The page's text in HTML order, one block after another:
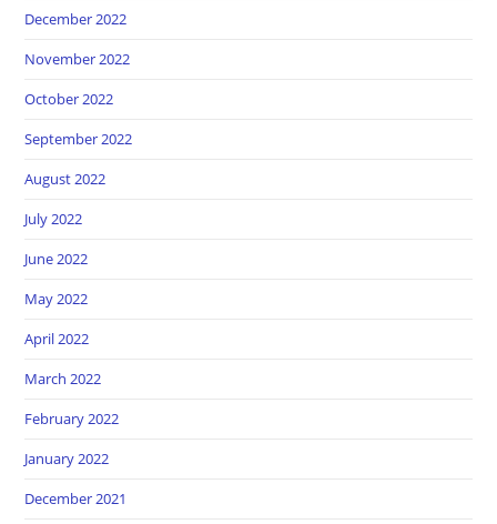
December 2022
November 2022
October 2022
September 2022
August 2022
July 2022
June 2022
May 2022
April 2022
March 2022
February 2022
January 2022
December 2021